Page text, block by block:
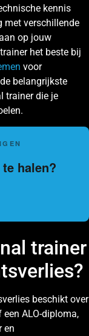
kennis
met verschillende
op jouw
het beste bij
voor
belangrijkste
trainer die je
halen?
trainer
beschikt over
ALO-diploma,
en